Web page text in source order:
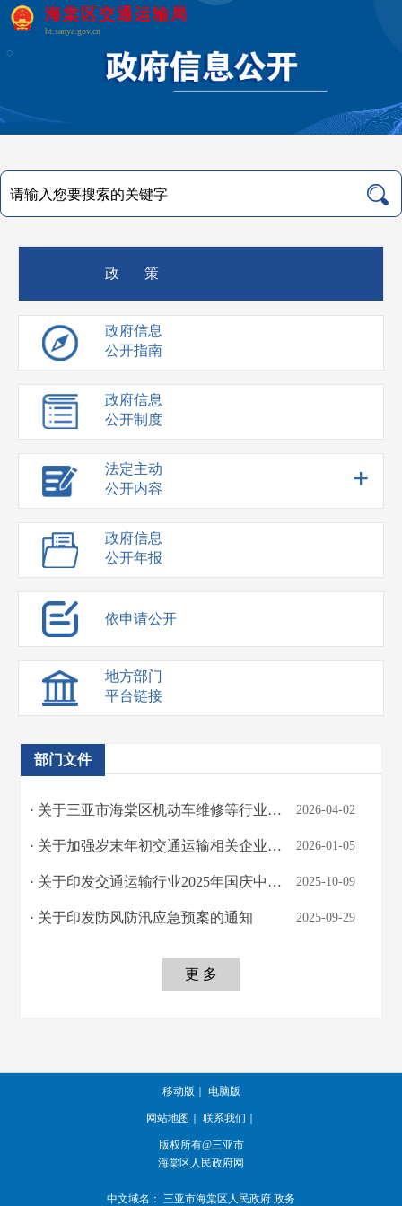
海棠区交通运输局
ht.sanya.gov.cn
政 策
政府信息
公开指南
政府信息
公开制度
法定主动
公开内容
+
政府信息
公开年报
依申请公开
地方部门
平台链接
部门文件
· 关于三亚市海棠区机动车维修等行业企业日常监督检查辅助服务项目信息公示 2026-04-02
· 关于加强岁末年初交通运输相关企业安全生产工作的通知 2026-01-05
· 关于印发交通运输行业2025年国庆中秋期间安全生产检查实施方案的通知 2025-10-09
· 关于印发防风防汛应急预案的通知 2025-09-29
更 多
移动版 电脑版
网站地图 联系我们
版权所有@三亚市
海棠区人民政府网
中文域名： 三亚市海棠区人民政府.政务